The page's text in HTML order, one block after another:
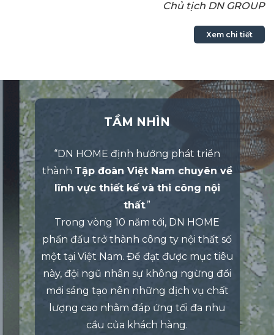
Chủ tịch DN GROUP
Xem chi tiết
TẦM NHÌN
“DN HOME định hướng phát triển
thành Tập đoàn Việt Nam chuyên về
lĩnh vực thiết kế và thi công nội
thất.”
Trong vòng 10 năm tới, DN HOME
phấn đấu trở thành công ty nội thất số
một tại Việt Nam. Để đạt được mục tiêu
này, đội ngũ nhân sự không ngừng đổi
mới sáng tạo nên những dịch vụ chất
lượng cao nhằm đáp ứng tối đa nhu
cầu của khách hàng.